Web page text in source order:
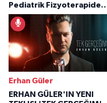
Pediatrik Fizyoterapiden
İlham Veren Hikâyeler
Erhan Güler
ERHAN GÜLER'IN YENI